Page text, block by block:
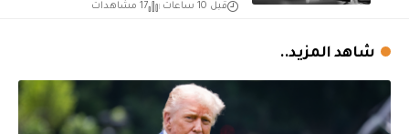
قبل 10 ساعات 17 مشاهدات
شاهد المزيد..